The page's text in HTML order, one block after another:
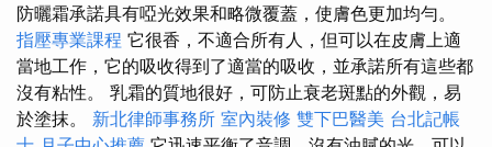
防曬霜承諾具有啞光效果和略微覆蓋，使膚色更加均勻。
指壓專業課程 它很香，不適合所有人，但可以在皮膚上適
當地工作，它的吸收得到了適當的吸收，並承諾所有這些都
沒有粘性。 乳霜的質地很好，可防止衰老斑點的外觀，易
於塗抹。 新北律師事務所 室內裝修 雙下巴醫美 台北記帳